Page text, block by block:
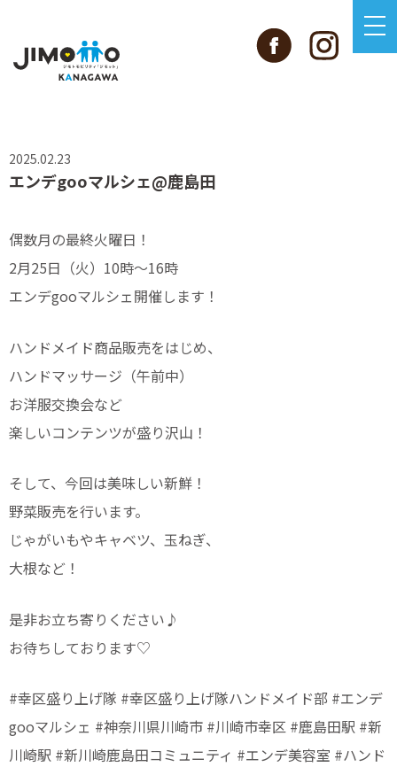
2025.02.23
エンデgooマルシェ@鹿島田
偶数月の最終火曜日！
2月25日（火）10時〜16時
エンデgooマルシェ開催します！
ハンドメイド商品販売をはじめ、
ハンドマッサージ（午前中）
お洋服交換会など
楽しいコンテンツが盛り沢山！
そして、今回は美味しい新鮮！
野菜販売を行います。
じゃがいもやキャベツ、玉ねぎ、
大根など！
是非お立ち寄りください♪
お待ちしております♡
#幸区盛り上げ隊 #幸区盛り上げ隊ハンドメイド部 #エンデ
gooマルシェ #神奈川県川崎市 #川崎市幸区 #鹿島田駅 #新
川崎駅 #新川崎鹿島田コミュニティ #エンデ美容室 #ハンド